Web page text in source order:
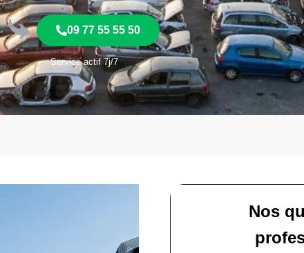
09 77 55 55 50
Service actif 7j/7
Nos